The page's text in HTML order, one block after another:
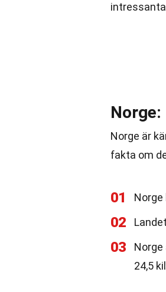
Norge är
fakta om
01 Norge
02
03
24,5